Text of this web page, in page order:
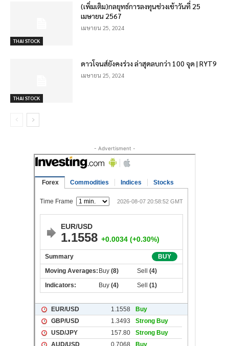
THAI STOCK
(เพิ่มเติม)กลยุทธ์การลงทุนช่วงเช้าวันที่ 25
เมษายน 2567
เมษายน 25, 2024
THAI STOCK
ดาวโจนส์ยังคงร่วง ล่าสุดลบกว่า 100 จุด | RYT9
เมษายน 25, 2024
- Advertisment -